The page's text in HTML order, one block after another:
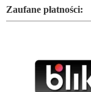
Zaufane płatności: